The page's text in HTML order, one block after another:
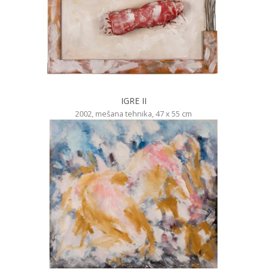
IGRE II
2002, mešana tehnika, 47 x 55 cm